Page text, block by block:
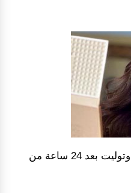
مكالمة فيديو مفاجئة بين لطيفة وتوليت بعد 24 ساعة من